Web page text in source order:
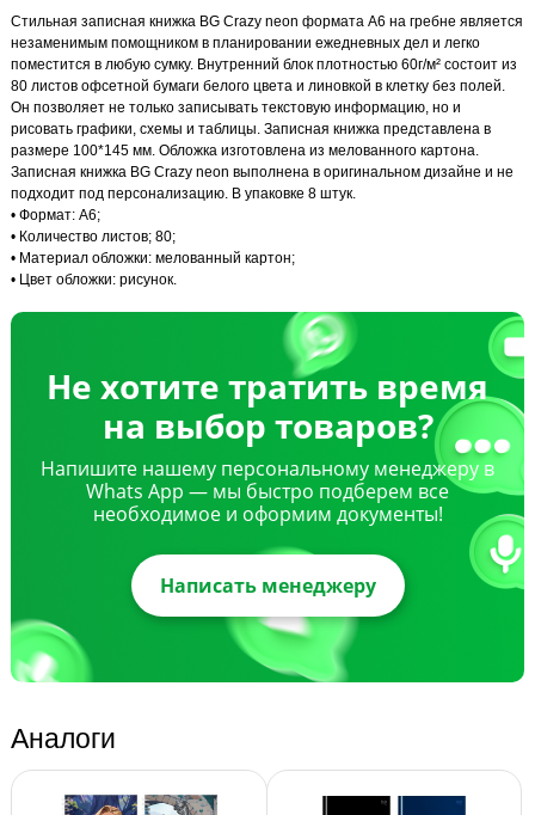
Стильная записная книжка BG Crazy neon формата А6 на гребне является
незаменимым помощником в планировании ежедневных дел и легко
поместится в любую сумку. Внутренний блок плотностью 60г/м² состоит из
80 листов офсетной бумаги белого цвета и линовкой в клетку без полей.
Он позволяет не только записывать текстовую информацию, но и
рисовать графики, схемы и таблицы. Записная книжка представлена в
размере 100*145 мм. Обложка изготовлена из мелованного картона.
Записная книжка BG Crazy neon выполнена в оригинальном дизайне и не
подходит под персонализацию. В упаковке 8 штук.
• Формат: А6;
• Количество листов; 80;
• Материал обложки: мелованный картон;
• Цвет обложки: рисунок.
Не хотите тратить время
на выбор товаров?
Напишите нашему персональному менеджеру в
Whats App — мы быстро подберем все
необходимое и оформим документы!
Написать менеджеру
Аналоги